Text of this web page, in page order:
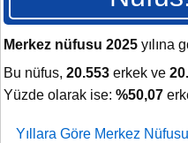
Merkez nüfusu 2025 yılına
Bu nüfus, 20.553 erkek ve
Yüzde olarak ise: %50,07
Yıllara Göre Merkez Nüfusu